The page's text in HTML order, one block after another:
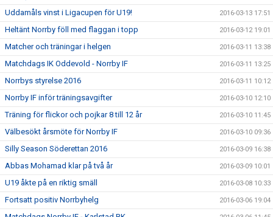
Uddamåls vinst i Ligacupen för U19! 2016-03-13 17:51
Heltänt Norrby föll med flaggan i topp 2016-03-12 19:01
Matcher och träningar i helgen 2016-03-11 13:38
Matchdags IK Oddevold - Norrby IF 2016-03-11 13:25
Norrbys styrelse 2016 2016-03-11 10:12
Norrby IF inför träningsavgifter 2016-03-10 12:10
Träning för flickor och pojkar 8 till 12 år 2016-03-10 11:45
Välbesökt årsmöte för Norrby IF 2016-03-10 09:36
Silly Season Söderettan 2016 2016-03-09 16:38
Abbas Mohamad klar på två år 2016-03-09 10:01
U19 åkte på en riktig smäll 2016-03-08 10:33
Fortsatt positiv Norrbyhelg 2016-03-06 19:04